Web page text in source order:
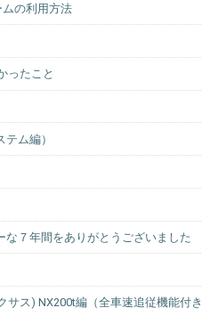
ムの利用方法
ったこと
ム編）
７年間をありがとうございました
サス) NX200t編（全車速追従機能付き